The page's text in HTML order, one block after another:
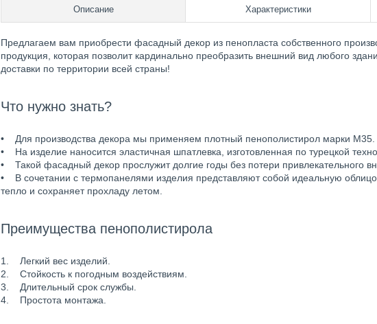
Описание Характеристики
Предлагаем вам приобрести фасадный декор из пенопласта собственного
продукция, которая позволит кардинально преобразить внешний вид любого
доставки по территории всей страны!
Что нужно знать?
• Для производства декора мы применяем плотный пенополистирол марки М35.
• На изделие наносится эластичная шпатлевка, изготовленная по турецкой
• Такой фасадный декор прослужит долгие годы без потери привлекательного
• В сочетании с термопанелями изделия представляют собой идеальную
тепло и сохраняет прохладу летом.
Преимущества пенополистирола
1. Легкий вес изделий.
2. Стойкость к погодным воздействиям.
3. Длительный срок службы.
4. Простота монтажа.